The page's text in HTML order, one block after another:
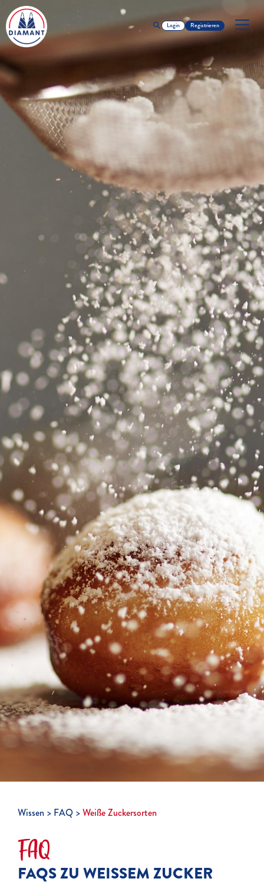
Login Registrieren
Wissen FAQ Weiße Zuckersorten
FAQ
FAQS ZU WEISSEM ZUCKER